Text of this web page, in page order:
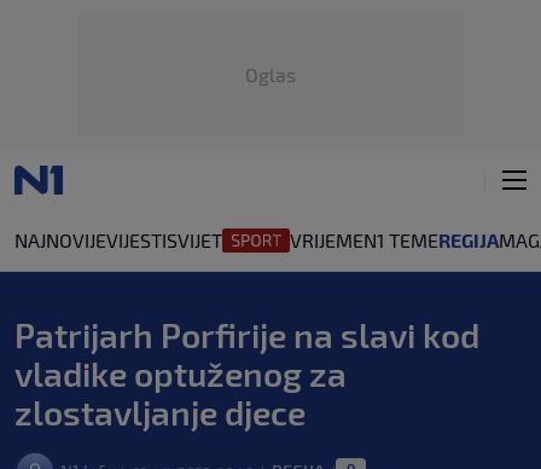
Oglas
NAJNOVIJEVIJESTISVIJET VRIJEMEN1 TEMEREGIJA
Patrijarh Porfirije na slavi kod
vladike optuženog za
zlostavljanje djece